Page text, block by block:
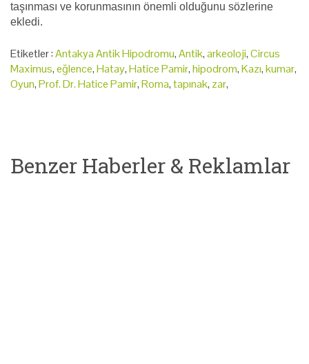
taşınması ve korunmasının önemli olduğunu sözlerine
ekledi.
Etiketler :Antakya Antik Hipodromu,Antik,arkeoloji,Circus
Maximus,eğlence,Hatay,Hatice Pamir,hipodrom,Kazı,kumar,
Oyun,Prof. Dr. Hatice Pamir,Roma,tapınak, zar,
Benzer Haberler & Reklamlar